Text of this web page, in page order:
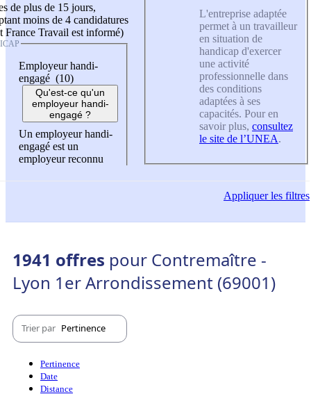
de plus de 15 jours,
moins de 4 candidatures
France Travail est informé)
Employeur handi-
engagé (10)
Qu'est-ce qu'un
employeur handi-
engagé ?
Un employeur handi-
engagé est un
employeur reconnu
L'entreprise adaptée
permet à un travailleur
en situation de
handicap d'exercer
une activité
professionnelle dans
des conditions
adaptées à ses
capacités. Pour en
savoir plus, consultez
le site de l’UNEA.
Appliquerles filtres
1941 offres pour Contremaître -
Lyon 1er Arrondissement (69001)
Trier par Pertinence
Pertinence
Date
Distance